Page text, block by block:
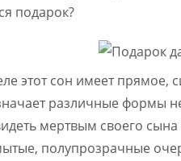
подарок?
этот сон имеет прямое,
различные формы
мертвым своего
полупрозрачные